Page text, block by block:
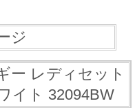
ジ
レディセット
イト 32094BW